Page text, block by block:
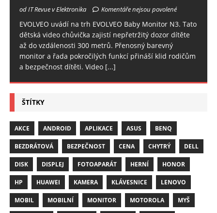
od IT Revue v Elektronika Komentáře nejsou povolené
EVOLVEO uvádí na trh EVOLVEO Baby Monitor N3. Tato
dětská video chůvička zajistí nepřetržitý dozor dítěte
až do vzdálenosti 300 metrů. Přenosný barevný
monitor a řada pokročilých funkcí přináší klid rodičům
a bezpečnost dítěti. Video [...]
ŠTÍTKY
AKCE ANDROID APLIKACE ASUS BENQ
BEZDRÁTOVÁ BEZPEČNOST CENA CHYTRÝ DELL
DISK DISPLEJ FOTOAPARÁT HERNÍ HONOR
HP HUAWEI KAMERA KLÁVESNICE LENOVO
MOBIL MOBILNÍ MONITOR MOTOROLA MYŠ